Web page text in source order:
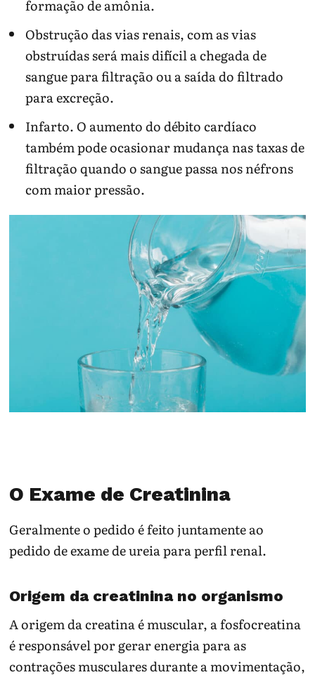
formação de amônia.
Obstrução das vias renais, com as vias
obstruídas será mais difícil a chegada de
sangue para filtração ou a saída do filtrado
para excreção.
Infarto. O aumento do débito cardíaco
também pode ocasionar mudança nas taxas de
filtração quando o sangue passa nos néfrons
com maior pressão.
O Exame de Creatinina
Geralmente o pedido é feito juntamente ao
pedido de exame de ureia para perfil renal.
Origem da creatinina no organismo
A origem da creatina é muscular, a fosfocreatina
é responsável por gerar energia para as
contrações musculares durante a movimentação,